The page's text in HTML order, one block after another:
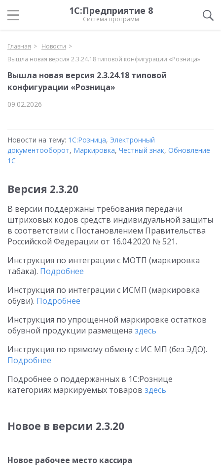
1С:Предприятие 8
Система программ
Главная
Новости
Вышла новая версия 2.3.24.18 типовой конфигурации «Розница»
Вышла новая версия 2.3.24.18 типовой
конфигурации «Розница»
09.02.2026
Новости на тему: 1С:Розница, Электронный
документооборот, Маркировка, Честный знак, Обновление
1С
Версия 2.3.20
В версии поддержаны требования передачи
штриховых кодов средств индивидуальной защиты
в соответствии с Постановлением Правительства
Российской Федерации от 16.04.2020 № 521.
Инструкция по интеграции с МОТП (маркировка
табака). Подробнее
Инструкция по интеграции с ИСМП (маркировка
обуви). Подробнее
Инструкция по упрощенной маркировке остатков
обувной продукции размещена здесь
Инструкция по прямому обмену с ИС МП (без ЭДО).
Подробнее
Подробнее о поддержанных в 1С:Рознице
категориях маркируемых товаров здесь
Новое в версии 2.3.20
Новое рабочее место кассира